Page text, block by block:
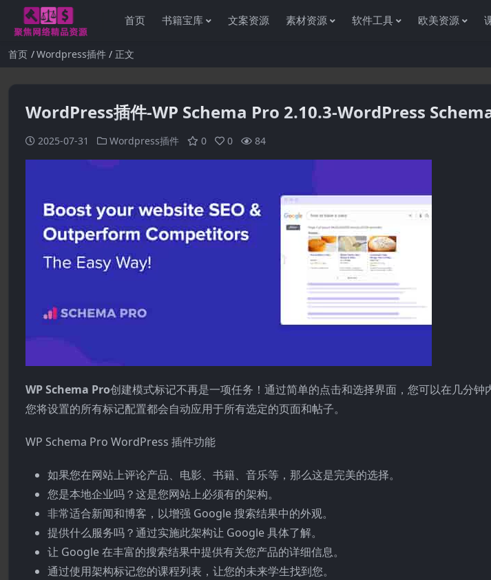
首页 书籍宝库 文案资源 素材资源 软件工具 欧美资源
首页 Wordpress插件 正文
WordPress插件-WP Schema Pro 2.10.3-WordPress
2025-07-31 Wordpress插件 0 0 84
WP Schema Pro创建模式标记不再是一项任务！通过简单的点击和选择界面，您可以在几分钟
您将设置的所有标记配置都会自动应用于所有选定的页面和帖子。
WP Schema Pro WordPress 插件功能
如果您在网站上评论产品、电影、书籍、音乐等，那么这是完美的选择。
您是本地企业吗？这是您网站上必须有的架构。
非常适合新闻和博客，以增强 Google 搜索结果中的外观。
提供什么服务吗？通过实施此架构让 Google 具体了解。
让 Google 在丰富的搜索结果中提供有关您产品的详细信息。
通过使用架构标记您的课程列表，让您的未来学生找到您。
感谢您访问资源杂货铺获取各